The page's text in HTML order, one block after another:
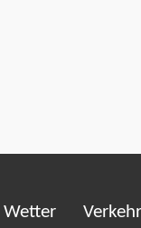
Wetter Verkehr